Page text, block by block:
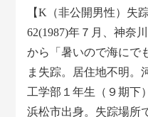
【K（非公開男性）
62(1987)年７月、神奈
から「暑いので海にで
ま失踪。居住地不明。
工学部１年生（９期下
浜松市出身。失踪場所